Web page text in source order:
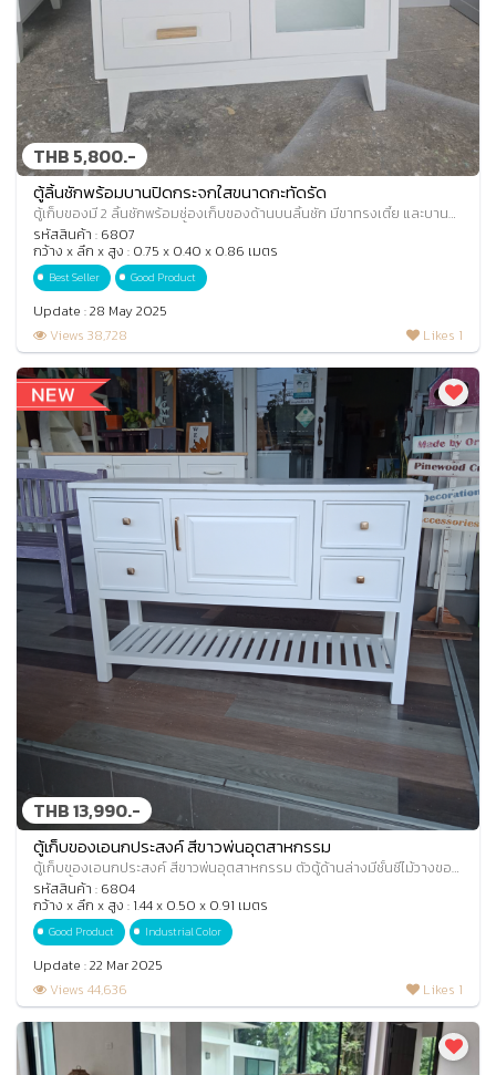
THB 5,800.-
ตู้ลิ้นชักพร้อมบานปิดกระจกใสขนาดกะทัดรัด
ตู้เก็บของมี 2 ลิ้นชักพร้อมช่องเก็บของด้านบนลิ้นชัก มีขาทรงเตี้ย และบาน
ประตูปิดกระจกใสด้านในมีชั้น ส
รหัสสินค้า : 6807
กว้าง x ลึก x สูง : 0.75 x 0.40 x 0.86 เมตร
Best Seller Good Product
Update : 28 May 2025
Views 38,728
Likes 1
THB 13,990.-
ตู้เก็บของเอนกประสงค์ สีขาวพ่นอุตสาหกรรม
ตู้เก็บของเอนกประสงค์ สีขาวพ่นอุตสาหกรรม ตัวตู้ด้านล่างมีชั้นซี่ไม้วางของ
โล่ง 1 ชั้น ด้านบนประกอบด้ว
รหัสสินค้า : 6804
กว้าง x ลึก x สูง : 1.44 x 0.50 x 0.91 เมตร
Good Product Industrial Color
Update : 22 Mar 2025
Views 44,636
Likes 1